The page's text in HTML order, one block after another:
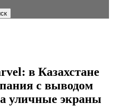
в Казахстане
с выводом
уличные экраны